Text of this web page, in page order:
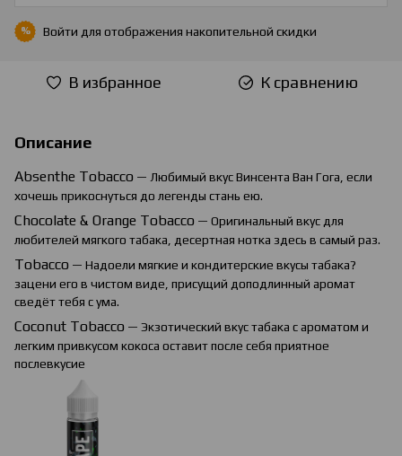
% Войти для отображения накопительной скидки
В избранное К сравнению
Описание
Absenthe Tobacco — Любимый вкус Винсента Ван Гога, если
хочешь прикоснуться до легенды стань ею.
Chocolate & Orange Tobacco — Оригинальный вкус для
любителей мягкого табака, десертная нотка здесь в самый раз.
Tobacco — Надоели мягкие и кондитерские вкусы табака?
зацени его в чистом виде, присущий доподлинный аромат
сведёт тебя с ума.
Coconut Tobacco — Экзотический вкус табака с ароматом и
легким привкусом кокоса оставит после себя приятное
послевкусие